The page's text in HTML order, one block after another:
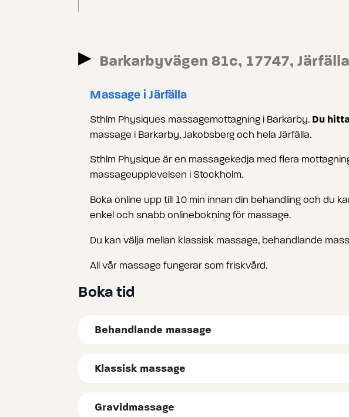
▸ Barkarbyvägen 81c, 17747, Järfälla
Massage i Järfälla
Sthlm Physiques massagemottagning i Barkarby. Du
massage i Barkarby, Jakobsberg och hela Järfälla.
Sthlm Physique är en massagekedja med flera
massageupplevelsen i Stockholm.
Boka online upp till 10 min innan din behandling och du
enkel och snabb onlinebokning för massage.
Du kan välja mellan klassisk massage, behandlande
All vår massage fungerar som friskvård.
Boka tid
Behandlande massage
Klassisk massage
Gravidmassage